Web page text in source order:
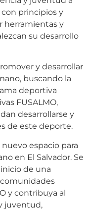
principios y
herramientas y
su desarrollo
y desarrollar
buscando la
deportiva
FUSALMO,
desarrollarse y
de este deporte.
espacio para
en El Salvador. Se
de una
y contribuya al
juventud,